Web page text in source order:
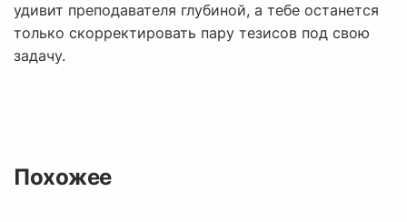
удивит преподавателя глубиной, а тебе останется
только скорректировать пару тезисов под свою
задачу.
Похожее